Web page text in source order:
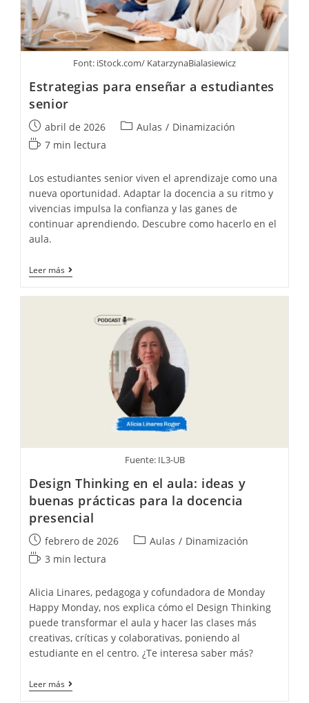
Font: iStock.com/ KatarzynaBialasiewicz
Estrategias para enseñar a estudiantes
senior
Publicación
de
abril de 2026
Categoría
Aulas / Dinamización
Tiempo
lectura:
7 min lectura
Los estudiantes senior viven el aprendizaje como una
nueva oportunidad. Adaptar la docencia a su ritmo y
vivencias impulsa la confianza y las ganes de
continuar aprendiendo. Descubre como hacerlo en el
aula.
Leer más Estrategias para
enseñar
Fuente: IL3-UB
Design Thinking en el aula: ideas y
buenas prácticas para la docencia
presencial
Publicación
de
febrero de 2026
Categoría
Aulas / Dinamización
Tiempo
lectura:
3 min lectura
Alicia Linares, pedagoga y cofundadora de Monday
Happy Monday, nos explica cómo el Design Thinking
puede transformar el aula y hacer las clases más
creativas, críticas y colaborativas, poniendo al
estudiante en el centro. ¿Te interesa saber más?
Leer más Design
Thinking